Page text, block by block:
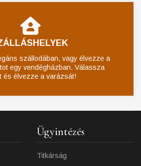
szállodában, vagy élvezze a
egy vendégházban. Válassza
és élvezze a varázsát!
Ügyintézés
Titkárság